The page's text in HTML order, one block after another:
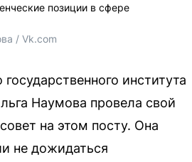
позиции в сфере
/ Vk.com
института
Наумова провела свой
на этом посту. Она
не дожидаться